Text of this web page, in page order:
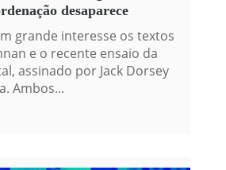
desaparece
grande interesse os textos
e o recente ensaio da
assinado por Jack Dorsey
Ambos...